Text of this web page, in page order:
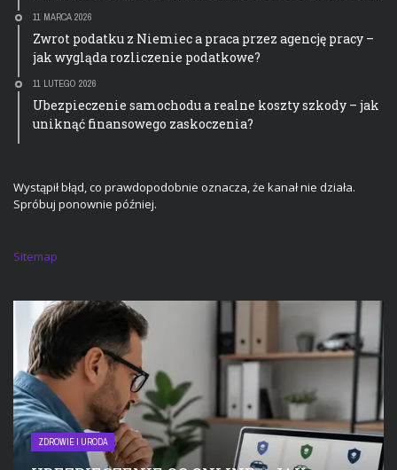
11 MARCA 2026
Zwrot podatku z Niemiec a praca przez agencję pracy –
jak wygląda rozliczenie podatkowe?
11 LUTEGO 2026
Ubezpieczenie samochodu a realne koszty szkody – jak
uniknąć finansowego zaskoczenia?
Wystąpił błąd, co prawdopodobnie oznacza, że kanał nie działa.
Spróbuj ponownie później.
Sitemap
ZDROWIE I URODA